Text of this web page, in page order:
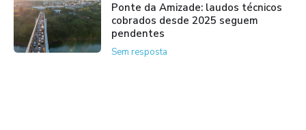
Ponte da Amizade: laudos técnicos
cobrados desde 2025 seguem
pendentes
Sem resposta